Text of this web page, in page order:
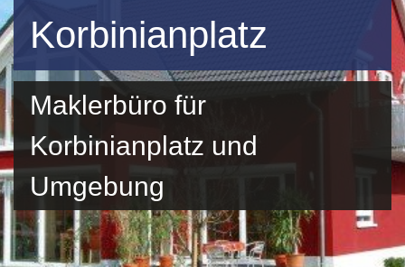
Korbinianplatz
Maklerbüro für
Korbinianplatz und
Umgebung